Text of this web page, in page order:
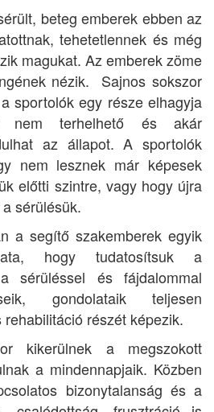
beteg emberek ebben az
tehetetlennek és még
magukat. Az emberek zöme
nézik. Sajnos sokszor
sportolók egy része elhagyja
nem terhelhető és akár
az állapot. A sportolók
nem lesznek már képesek
előtti szintre, vagy hogy újra
sérülésük.
a segítő szakemberek egyik
hogy tudatosítsuk a
sérüléssel és fájdalommal
gondolataik teljesen
részét képezik.
kikerülnek a megszokott
a mindennapjaik. Közben
bizonytalanság és a